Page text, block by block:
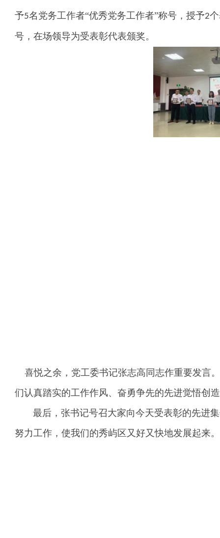
予5名党务工作者“优秀党务工作者”称号，授予2
号，在场领导为受表彰代表颁奖。
喜悦之余，党工委书记张志高同志作重要发言。
们认真踏实的工作作风、奋勇争先的先进觉悟创
最后， 张书记号召大家向今天受表彰的先进
努力工作，使我们的秀屿区 又好又快地发展起来。